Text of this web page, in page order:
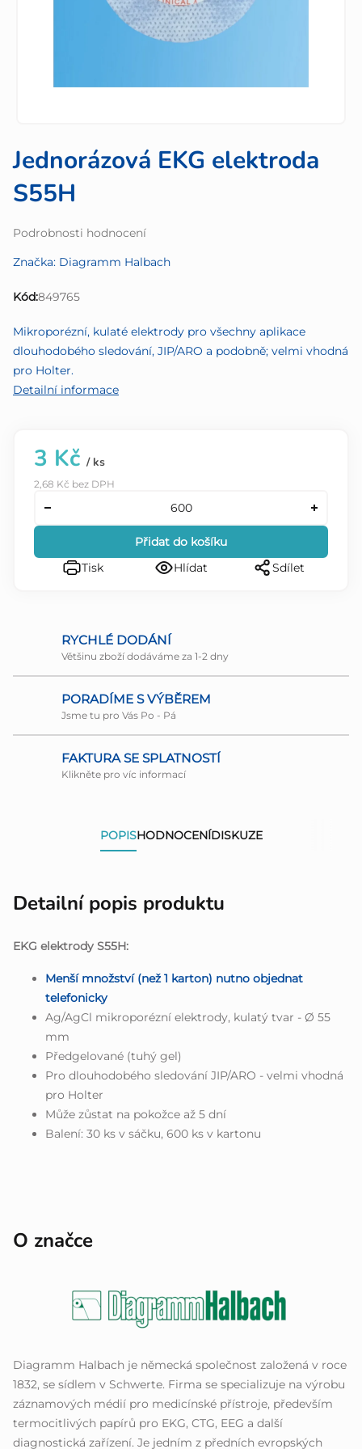
Jednorázová EKG elektroda
S55H
Průměrné
produktu
0,0
Podrobnosti hodnocení
Značka: Diagramm Halbach
Kód:849765
Mikroporézní, kulaté elektrody pro všechny aplikace
dlouhodobého sledování, JIP/ARO a podobně; velmi vhodná
pro Holter.
Detailní informace
3 Kč / ks
2,68 Kč bez DPH
Přidat do košíku
Tisk
Hlídat Sdílet
RYCHLÉ DODÁNÍ
Většinu zboží dodáváme za 1-2 dny
PORADÍME S VÝBĚREM
Jsme tu pro Vás Po - Pá
FAKTURA SE SPLATNOSTÍ
Klikněte pro víc informací
POPISHODNOCENÍDISKUZE
Detailní popis produktu
EKG elektrody S55H:
Menší množství (než 1 karton) nutno objednat
telefonicky
Ag/AgCl mikroporézní elektrody, kulatý tvar - Ø 55
mm
Předgelované (tuhý gel)
Pro dlouhodobého sledování JIP/ARO - velmi vhodná
pro Holter
Může zůstat na pokožce až 5 dní
Balení: 30 ks v sáčku, 600 ks v kartonu
O značce
Diagramm Halbach je německá společnost založená v roce
1832, se sídlem v Schwerte. Firma se specializuje na výrobu
záznamových médií pro medicínské přístroje, především
termocitlivých papírů pro EKG, CTG, EEG a další
diagnostická zařízení. Je jedním z předních evropských